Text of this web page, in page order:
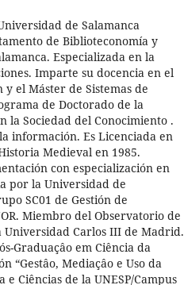
de Salamanca
de Biblioteconomía y
Especializada en la
Imparte su docencia en el
el Máster de Sistemas de
de Doctorado de la
la Sociedad del Conocimiento .
información. Es Licenciada en
Medieval en 1985.
con especialización en
por la Universidad de
SC01 de Gestión de
Miembro del Observatorio de
Universidad Carlos III de Madrid.
Graduaçâo em Ciência da
“Gestâo, Mediaçâo e Uso da
Ciências de la UNESP/Campus